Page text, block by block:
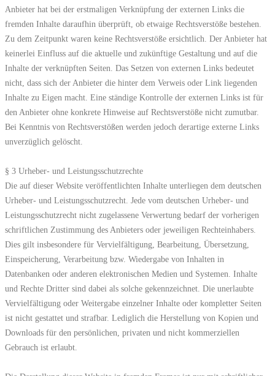
Anbieter hat bei der erstmaligen Verknüpfung der externen Links die
fremden Inhalte daraufhin überprüft, ob etwaige Rechtsverstöße bestehen.
Zu dem Zeitpunkt waren keine Rechtsverstöße ersichtlich. Der Anbieter hat
keinerlei Einfluss auf die aktuelle und zukünftige Gestaltung und auf die
Inhalte der verknüpften Seiten. Das Setzen von externen Links bedeutet
nicht, dass sich der Anbieter die hinter dem Verweis oder Link liegenden
Inhalte zu Eigen macht. Eine ständige Kontrolle der externen Links ist für
den Anbieter ohne konkrete Hinweise auf Rechtsverstöße nicht zumutbar.
Bei Kenntnis von Rechtsverstößen werden jedoch derartige externe Links
unverzüglich gelöscht.
§ 3 Urheber- und Leistungsschutzrechte
Die auf dieser Website veröffentlichten Inhalte unterliegen dem deutschen
Urheber- und Leistungsschutzrecht. Jede vom deutschen Urheber- und
Leistungsschutzrecht nicht zugelassene Verwertung bedarf der vorherigen
schriftlichen Zustimmung des Anbieters oder jeweiligen Rechteinhabers.
Dies gilt insbesondere für Vervielfältigung, Bearbeitung, Übersetzung,
Einspeicherung, Verarbeitung bzw. Wiedergabe von Inhalten in
Datenbanken oder anderen elektronischen Medien und Systemen. Inhalte
und Rechte Dritter sind dabei als solche gekennzeichnet. Die unerlaubte
Vervielfältigung oder Weitergabe einzelner Inhalte oder kompletter Seiten
ist nicht gestattet und strafbar. Lediglich die Herstellung von Kopien und
Downloads für den persönlichen, privaten und nicht kommerziellen
Gebrauch ist erlaubt.